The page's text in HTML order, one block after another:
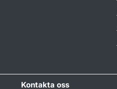
Kontakta oss